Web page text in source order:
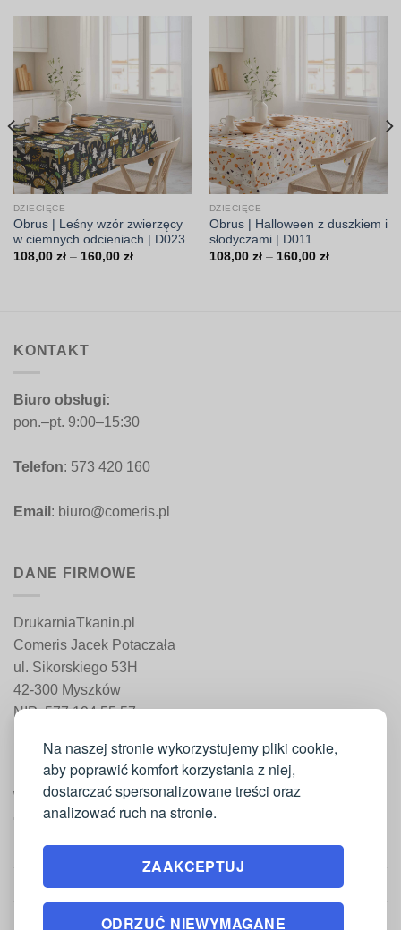
Na naszej stronie wykorzystujemy pliki cookie,
aby poprawić komfort korzystania z niej,
dostarczać spersonalizowane treści oraz
analizować ruch na stronie.
ZAAKCEPTUJ
ODRZUĆ NIEWYMAGANE
DZIECIĘCE
Obrus | Leśny wzór zwierzęcy
w ciemnych odcieniach | D023
108,00 zł – 160,00 złZakres
DZIECIĘCE
Obrus | Halloween z duszkiem i
słodyczami | D011
108,00 zł – 160,00 złZakres
KONTAKT
Biuro obsługi:
pon.–pt. 9:00–15:30
Telefon: 573 420 160
Email : biuro@comeris.pl
DANE FIRMOWE
DrukarniaTkanin.pl
Comeris Jacek Potaczała
ul. Sikorskiego 53H
42-300 Myszków
NIP: 577 194 55 57
WAŻNE INFORMACJE
Moje konto
Regulamin
Polityka zwrotów